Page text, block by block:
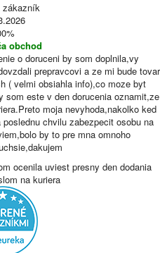
zákazník
obchod
o doruceni by som doplnila,vy
prepravcovi a ze mi bude tovar
( velmi obsiahla info),co moze byt
som este v den dorucenia oznamit,ze
moja nevyhoda,nakolko ked
chvilu zabezpecit osobu na
by to pre mna omnoho
ocenila uviest presny den dodania
na kuriera